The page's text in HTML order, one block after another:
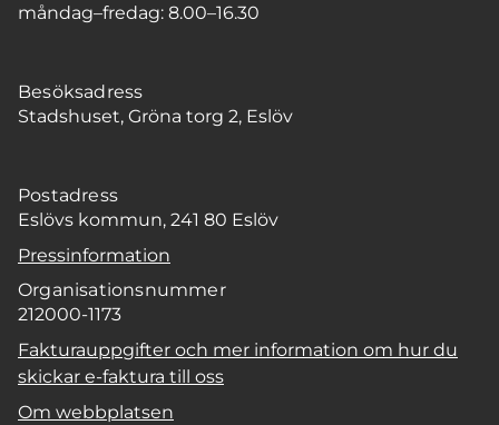
måndag–fredag: 8.00–16.30
Besöksadress
Stadshuset, Gröna torg 2, Eslöv
Postadress
Eslövs kommun, 241 80 Eslöv
Pressinformation
Organisationsnummer
212000-1173
Fakturauppgifter och mer information om hur du
skickar e-faktura till oss
Om webbplatsen